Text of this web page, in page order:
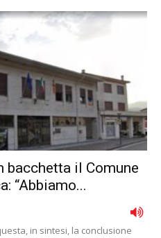
bacchetta il Comune
“Abbiamo...
in sintesi, la conclusione